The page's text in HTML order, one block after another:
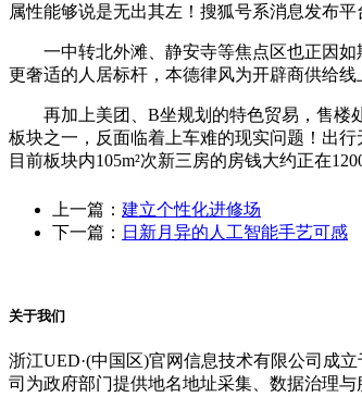
属性能够说是无出其左！搜狐号系消息发布平
一中转北外滩、静安寺等焦点区也正因如
更奢适的人居标杆，本德律风为开辟商供给
再加上美团、B坐规划的特色贸易，售楼处
板块之一，反面临着上车难的现实问题！出
目前板块内105m²次新三房的房钱大约正在
上一篇： 建立个性化进修场
下一篇： 日新月异的人工智能手艺可感
关于我们
浙江UED·(中国区)官网信息技术有限公司成
司为政府部门提供地名地址采集、数据治理